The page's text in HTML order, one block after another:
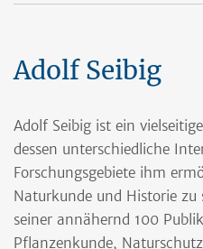
Adolf Seibig
Adolf Seibig ist ein
dessen unterschiedliche
Forschungsgebiete ihm
Naturkunde und Historie zu
seiner annähernd 100
Pflanzenkunde,